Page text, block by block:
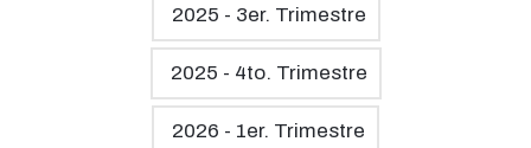
2025 - 3er. Trimestre
2025 - 4to. Trimestre
2026 - 1er. Trimestre